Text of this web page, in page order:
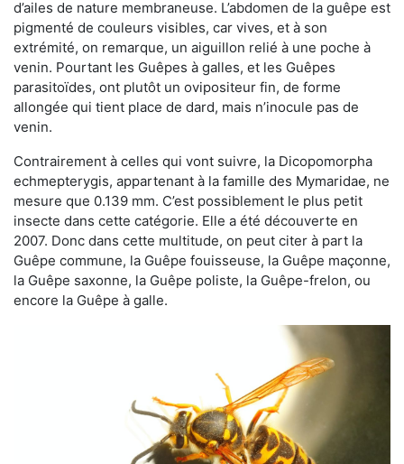
d’ailes de nature membraneuse. L’abdomen de la guêpe est
pigmenté de couleurs visibles, car vives, et à son
extrémité, on remarque, un aiguillon relié à une poche à
venin. Pourtant les Guêpes à galles, et les Guêpes
parasitoïdes, ont plutôt un ovipositeur fin, de forme
allongée qui tient place de dard, mais n’inocule pas de
venin.
Contrairement à celles qui vont suivre, la Dicopomorpha
echmepterygis, appartenant à la famille des Mymaridae, ne
mesure que 0.139 mm. C’est possiblement le plus petit
insecte dans cette catégorie. Elle a été découverte en
2007. Donc dans cette multitude, on peut citer à part la
Guêpe commune, la Guêpe fouisseuse, la Guêpe maçonne,
la Guêpe saxonne, la Guêpe poliste, la Guêpe-frelon, ou
encore la Guêpe à galle.